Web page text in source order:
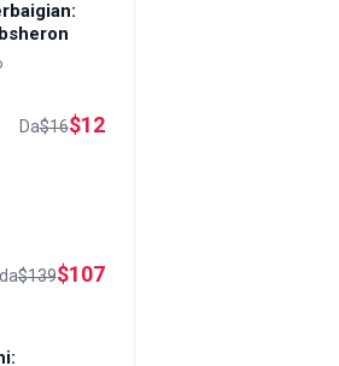
Da$16$12
da$139$107